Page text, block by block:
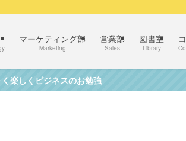
マーケティング部
Marketing
営業部
Sales
図書室
Library
楽しくビジネスのお勉強